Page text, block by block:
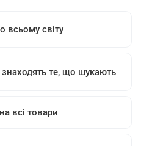
всьому світу
знаходять те, що шукають
всі товари